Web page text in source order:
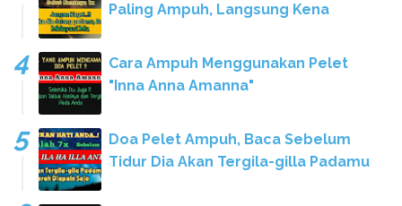
Paling Ampuh, Langsung Kena
Cara Ampuh Menggunakan Pelet
"Inna Anna Amanna"
Doa Pelet Ampuh, Baca Sebelum
Tidur Dia Akan Tergila-gilla Padamu